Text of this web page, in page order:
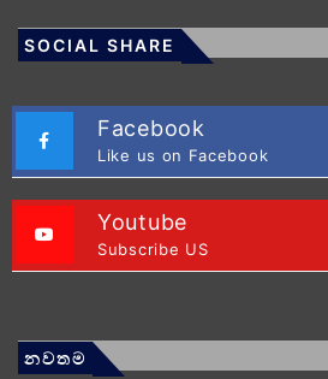
SOCIAL SHARE
Facebook
Like us on Facebook
Youtube
Subscribe US
නවතම